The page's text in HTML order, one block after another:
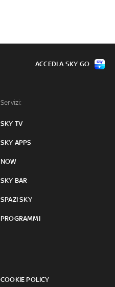
Servizi:
SKY TV
SKY APPS
NOW
SKY BAR
SPAZI SKY
PROGRAMMI
COOKIE POLICY
ACCEDI A SKY GO